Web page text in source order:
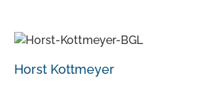
Horst Kottmeyer